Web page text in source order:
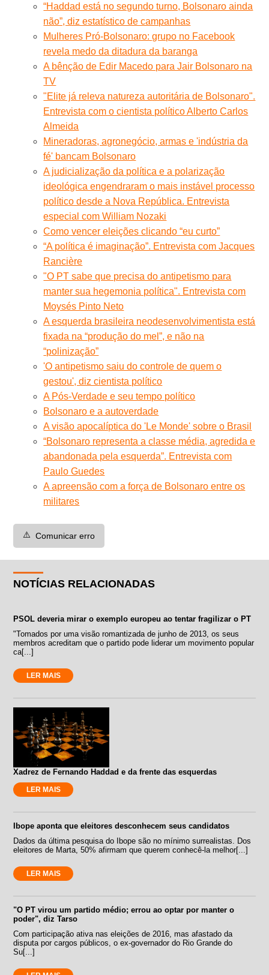
“Haddad está no segundo turno, Bolsonaro ainda
não”, diz estatístico de campanhas
Mulheres Pró-Bolsonaro: grupo no Facebook
revela medo da ditadura da baranga
A bênção de Edir Macedo para Jair Bolsonaro na
TV
"Elite já releva natureza autoritária de Bolsonaro".
Entrevista com o cientista político Alberto Carlos
Almeida
Mineradoras, agronegócio, armas e 'indústria da
fé' bancam Bolsonaro
A judicialização da política e a polarização
ideológica engendraram o mais instável processo
político desde a Nova República. Entrevista
especial com William Nozaki
Como vencer eleições clicando “eu curto”
“A política é imaginação”. Entrevista com Jacques
Rancière
"O PT sabe que precisa do antipetismo para
manter sua hegemonia política". Entrevista com
Moysés Pinto Neto
A esquerda brasileira neodesenvolvimentista está
fixada na “produção do mel”, e não na
“polinização”
'O antipetismo saiu do controle de quem o
gestou', diz cientista político
A Pós-Verdade e seu tempo político
Bolsonaro e a autoverdade
A visão apocalíptica do 'Le Monde' sobre o Brasil
“Bolsonaro representa a classe média, agredida e
abandonada pela esquerda”. Entrevista com
Paulo Guedes
A apreensão com a força de Bolsonaro entre os
militares
⚠️ Comunicar erro
NOTÍCIAS RELACIONADAS
PSOL deveria mirar o exemplo europeu ao tentar fragilizar o PT
"Tomados por uma visão romantizada de junho de 2013, os seus
membros acreditam que o partido pode liderar um movimento popular
ca[...]
LER MAIS
Xadrez de Fernando Haddad e da frente das esquerdas
LER MAIS
Ibope aponta que eleitores desconhecem seus candidatos
Dados da última pesquisa do Ibope são no mínimo surrealistas. Dos
eleitores de Marta, 50% afirmam que querem conhecê-la melhor[...]
LER MAIS
"O PT virou um partido médio; errou ao optar por manter o
poder", diz Tarso
Com participação ativa nas eleições de 2016, mas afastado da
disputa por cargos públicos, o ex-governador do Rio Grande do
Su[...]